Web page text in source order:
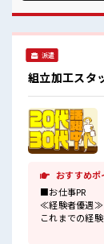
代の
でラ
派遣
組立加工スタ
おすすめポ
■お仕事PR
≪経験者優遇≫
これまでの経